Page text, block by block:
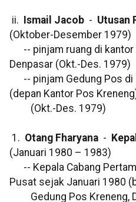
ii. Ismail Jacob - Utusan
(Oktober-Desember 1979)
-- pinjam ruang di kantor
Denpasar (Okt.-Des. 1979)
-- pinjam Gedung Pos di
(depan Kantor Pos
(Okt.-Des. 1979)
1. Otang Fharyana -
(Januari 1980 – 1983)
-- Kepala Cabang
Pusat sejak Januari 1980
Gedung Pos Kreneng,